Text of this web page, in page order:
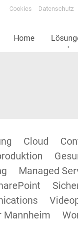
Cookies Datenschutz
Home
Cloud
Managed
Mannheim